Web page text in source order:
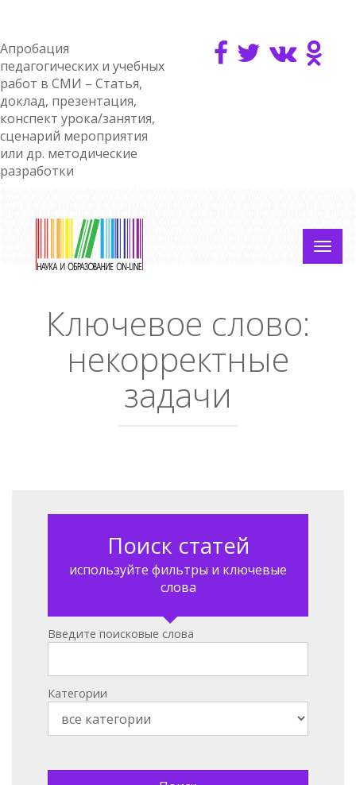
Апробация
педагогических и учебных
работ в СМИ – Статья,
доклад, презентация,
конспект урока/занятия,
сценарий мероприятия
или др. методические
разработки
Ключевое слово:
некорректные
задачи
Поиск статей
используйте фильтры и ключевые
слова
Введите поисковые слова
Категории